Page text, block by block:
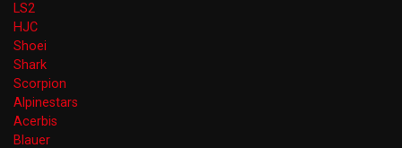
LS2
HJC
Shoei
Shark
Scorpion
Alpinestars
Acerbis
Blauer